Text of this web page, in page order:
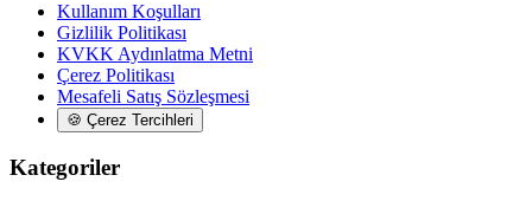
Kullanım Koşulları
Gizlilik Politikası
KVKK Aydınlatma Metni
Çerez Politikası
Mesafeli Satış Sözleşmesi
🍪 Çerez Tercihleri
Kategoriler